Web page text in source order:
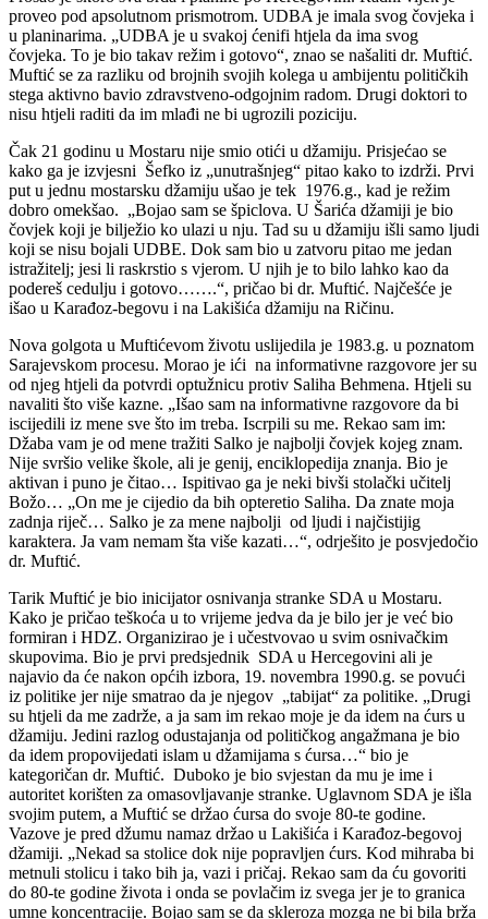
proveo pod apsolutnom prismotrom. UDBA je imala svog čovjeka i
u planinarima. „UDBA je u svakoj ćenifi htjela da ima svog
čovjeka. To je bio takav režim i gotovo“, znao se našaliti dr. Muftić.
Muftić se za razliku od brojnih svojih kolega u ambijentu političkih
stega aktivno bavio zdravstveno-odgojnim radom. Drugi doktori to
nisu htjeli raditi da im mlađi ne bi ugrozili poziciju.
Čak 21 godinu u Mostaru nije smio otići u džamiju. Prisjećao se
kako ga je izvjesni Šefko iz „unutrašnjeg“ pitao kako to izdrži. Prvi
put u jednu mostarsku džamiju ušao je tek 1976.g., kad je režim
dobro omekšao. „Bojao sam se špiclova. U Šarića džamiji je bio
čovjek koji je bilježio ko ulazi u nju. Tad su u džamiju išli samo ljudi
koji se nisu bojali UDBE. Dok sam bio u zatvoru pitao me jedan
istražitelj; jesi li raskrstio s vjerom. U njih je to bilo lahko kao da
podereš cedulju i gotovo…….“, pričao bi dr. Muftić. Najčešće je
išao u Karađoz-begovu i na Lakišića džamiju na Ričinu.
Nova golgota u Muftićevom životu uslijedila je 1983.g. u poznatom
Sarajevskom procesu. Morao je ići na informativne razgovore jer su
od njeg htjeli da potvrdi optužnicu protiv Saliha Behmena. Htjeli su
navaliti što više kazne. „Išao sam na informativne razgovore da bi
iscijedili iz mene sve što im treba. Iscrpili su me. Rekao sam im:
Džaba vam je od mene tražiti Salko je najbolji čovjek kojeg znam.
Nije svršio velike škole, ali je genij, enciklopedija znanja. Bio je
aktivan i puno je čitao… Ispitivao ga je neki bivši stolački učitelj
Božo… „On me je cijedio da bih opteretio Saliha. Da znate moja
zadnja riječ… Salko je za mene najbolji od ljudi i najčistijig
karaktera. Ja vam nemam šta više kazati…“, odrješito je posvjedočio
dr. Muftić.
Tarik Muftić je bio inicijator osnivanja stranke SDA u Mostaru.
Kako je pričao teškoća u to vrijeme jedva da je bilo jer je već bio
formiran i HDZ. Organizirao je i učestvovao u svim osnivačkim
skupovima. Bio je prvi predsjednik SDA u Hercegovini ali je
najavio da će nakon općih izbora, 19. novembra 1990.g. se povući
iz politike jer nije smatrao da je njegov „tabijat“ za politike. „Drugi
su htjeli da me zadrže, a ja sam im rekao moje je da idem na ćurs u
džamiju. Jedini razlog odustajanja od političkog angažmana je bio
da idem propovijedati islam u džamijama s ćursa…“ bio je
kategoričan dr. Muftić. Duboko je bio svjestan da mu je ime i
autoritet korišten za omasovljavanje stranke. Uglavnom SDA je išla
svojim putem, a Muftić se držao ćursa do svoje 80-te godine.
Vazove je pred džumu namaz držao u Lakišića i Karađoz-begovoj
džamiji. „Nekad sa stolice dok nije popravljen ćurs. Kod mihraba bi
metnuli stolicu i tako bih ja, vazi i pričaj. Rekao sam da ću govoriti
do 80-te godine života i onda se povlačim iz svega jer je to granica
umne koncentracije. Bojao sam se da skleroza mozga ne bi bila brža